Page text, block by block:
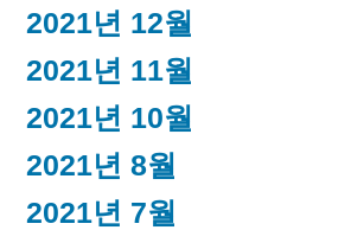
2021년 12월
2021년 11월
2021년 10월
2021년 8월
2021년 7월